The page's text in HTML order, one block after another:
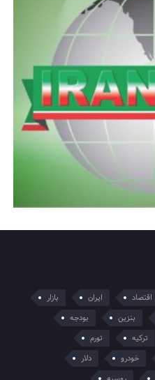
اقتصاد ایران
بازار
بنزین
بودجه
ترکیه
تورم
خودرو
دلار